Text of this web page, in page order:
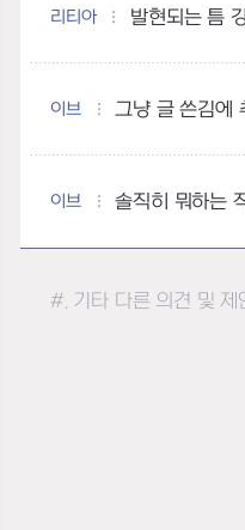
리티아 발현되는 틈
이브 그냥 글 쓴김에
이브 솔직히 뭐하는
#. 기타 다른 의견 및 제